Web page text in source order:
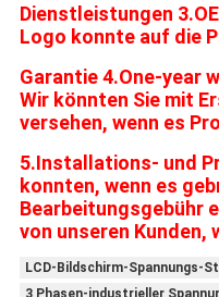
Dienstleistungen
Logo konnte auf die
Garantie 4.One-year
Wir könnten Sie mit
versehen, wenn es
5.Installations- und
konnten, wenn es
Bearbeitungsgebühr
von unseren Kunden,
LCD-Bildschirm-Spannungs-
3 Phasen-industrieller